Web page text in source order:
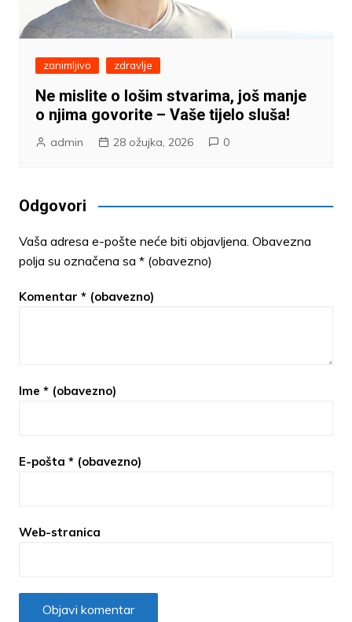
zanimljivo zdravlje
Ne mislite o lošim stvarima, još manje
o njima govorite – Vaše tijelo sluša!
admin 28 ožujka, 2026 0
Odgovori
Vaša adresa e-pošte neće biti objavljena. Obavezna
polja su označena sa * (obavezno)
Komentar * (obavezno)
Ime * (obavezno)
E-pošta * (obavezno)
Web-stranica